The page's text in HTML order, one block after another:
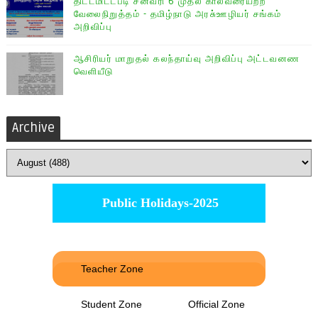
வேலைநிறுத்தம் - தமிழ்நாடு அரசு்ஊழியர் சங்கம்
அறிவிப்பு
ஆசிரியர் மாறுதல் கலந்தாய்வு அறிவிப்பு அட்டவனண
வெளியீடு
Archive
Public Holidays-2025
Teacher Zone
Student Zone Official Zone